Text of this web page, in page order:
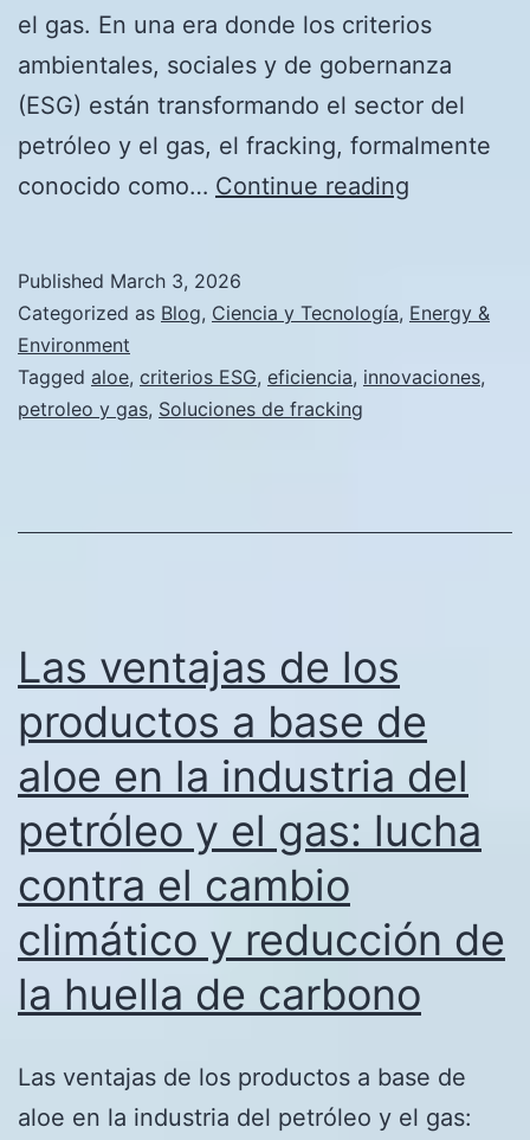
el gas. En una era donde los criterios
ambientales, sociales y de gobernanza
(ESG) están transformando el sector del
petróleo y el gas, el fracking, formalmente
conocido como… Continue reading
que
con
Published March 3, 2026
Categorized as Blog, Ciencia y Tecnología, Energy &
Environment
Tagged aloe, criterios ESG, eficiencia, innovaciones,
petroleo y gas, Soluciones de fracking
Las ventajas de los
productos a base de
aloe en la industria del
petróleo y el gas: lucha
contra el cambio
climático y reducción de
la huella de carbono
Las ventajas de los productos a base de
aloe en la industria del petróleo y el gas: